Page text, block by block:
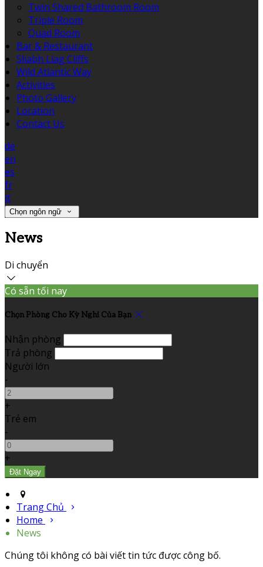
Twin Shared Bathroom Room
Triple Room
Quad Room
Bar & Restaurant
Sliabh Liag Cliffs
Wild Atlantic Way
Activities
Photo Gallery
Location
Contact Us
de
en
es
fr
it
Chọn ngôn ngữ
News
Di chuyển
Có sẵn tối nay
Chọn Phòng Cho Kỳ Nghỉ Của Bạn
Nhận phòng
Trả phòng
Người lớn
-
+
Trẻ em
-
+
Trang Chủ
Home
News
Chúng tôi không có bài viết tin tức được công bố.